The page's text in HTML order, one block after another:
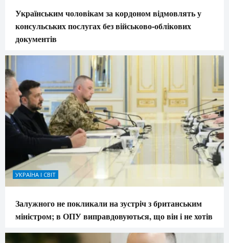
Українським чоловікам за кордоном відмовлять у
консульських послугах без військово-облікових
документів
УКРАЇНА І СВІТ
Залужного не покликали на зустріч з британським
міністром; в ОПУ виправдовуються, що він і не хотів